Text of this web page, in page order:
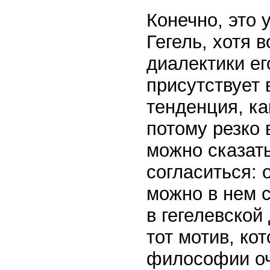
Конечно, это
Гегель, хотя
диалектики
тенденция,
потому резко
можно
согласиться:
можно в нем
в
тот мотив,
философии